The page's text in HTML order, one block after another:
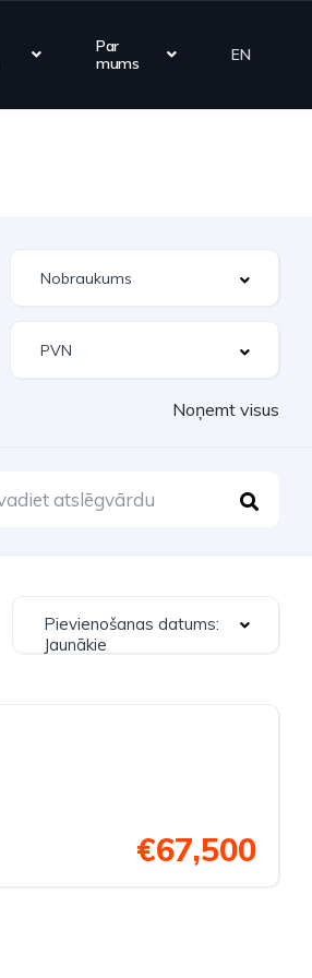
Par
mums
EN
Noņemt visus
Pievienošanas datums:
Jaunākie
€67,500